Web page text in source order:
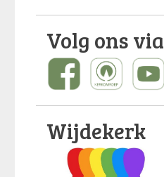
Volg ons via
Wijdekerk